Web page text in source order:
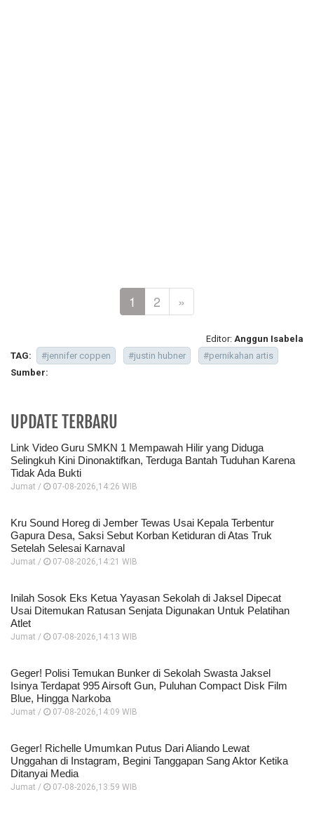
1 2 »
Editor: Anggun Isabela
TAG:
#jennifer coppen #justin hubner
#pernikahan artis
Sumber:
UPDATE TERBARU
Link Video Guru SMKN 1 Mempawah Hilir yang Diduga
Selingkuh Kini Dinonaktifkan, Terduga Bantah Tuduhan Karena
Tidak Ada Bukti
Jumat / 07-08-2026,14:26 WIB
Kru Sound Horeg di Jember Tewas Usai Kepala Terbentur
Gapura Desa, Saksi Sebut Korban Ketiduran di Atas Truk
Setelah Selesai Karnaval
Jumat / 07-08-2026,14:21 WIB
Inilah Sosok Eks Ketua Yayasan Sekolah di Jaksel Dipecat
Usai Ditemukan Ratusan Senjata Digunakan Untuk Pelatihan
Atlet
Jumat / 07-08-2026,14:13 WIB
Geger! Polisi Temukan Bunker di Sekolah Swasta Jaksel
Isinya Terdapat 995 Airsoft Gun, Puluhan Compact Disk Film
Blue, Hingga Narkoba
Jumat / 07-08-2026,14:09 WIB
Geger! Richelle Umumkan Putus Dari Aliando Lewat
Unggahan di Instagram, Begini Tanggapan Sang Aktor Ketika
Ditanyai Media
Jumat / 07-08-2026,13:59 WIB